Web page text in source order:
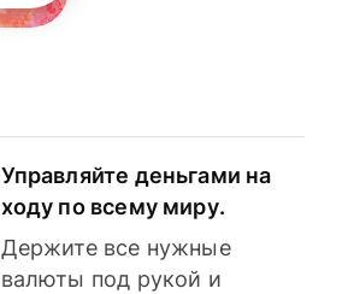
Управляйте деньгами на
ходу по всему миру.
Держите все нужные
валюты под рукой и